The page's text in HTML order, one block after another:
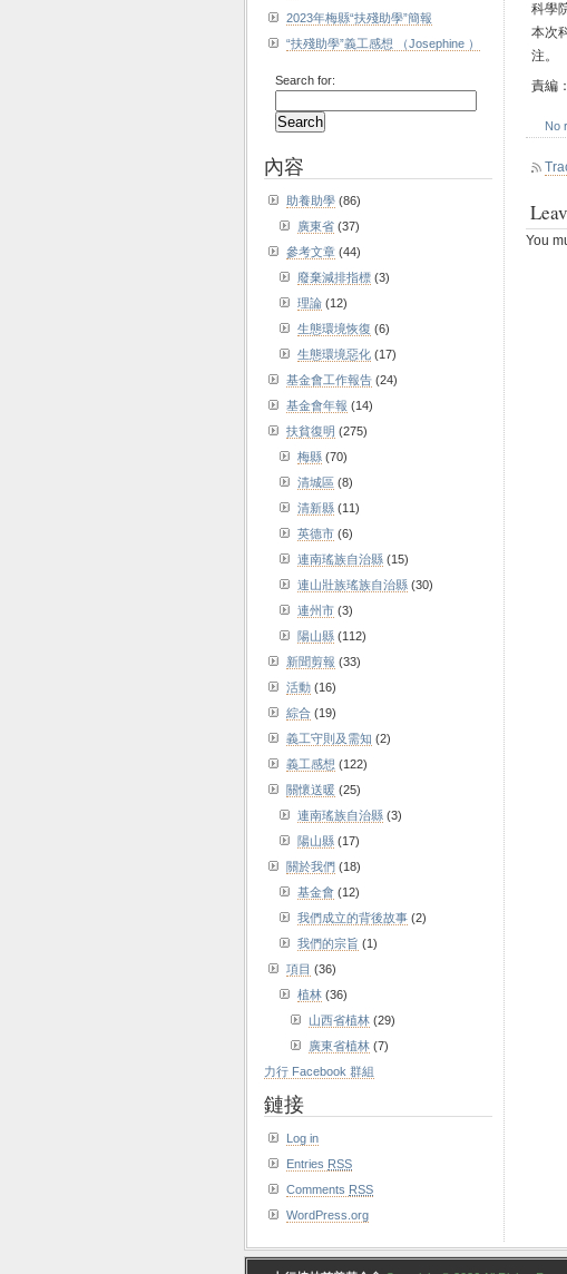
科學
本次
注。
責編
No
You
2023年梅縣“扶殘助學”簡報
“扶殘助學”義工感想 （Josephine ）
Search for:
內容
助養助學 (86)
廣東省 (37)
參考文章 (44)
廢棄減排指標 (3)
理論 (12)
生態環境恢復 (6)
生態環境惡化 (17)
基金會工作報告 (24)
基金會年報 (14)
扶貧復明 (275)
梅縣 (70)
清城區 (8)
清新縣 (11)
英德市 (6)
連南瑤族自治縣 (15)
連山壯族瑤族自治縣 (30)
連州市 (3)
陽山縣 (112)
新聞剪報 (33)
活動 (16)
綜合 (19)
義工守則及需知 (2)
義工感想 (122)
關懷送暖 (25)
連南瑤族自治縣 (3)
陽山縣 (17)
關於我們 (18)
基金會 (12)
我們成立的背後故事 (2)
我們的宗旨 (1)
項目 (36)
植林 (36)
山西省植林 (29)
廣東省植林 (7)
力行 Facebook 群組
鏈接
Log in
Entries RSS
Comments RSS
WordPress.org